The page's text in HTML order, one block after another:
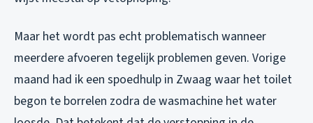
Maar het wordt pas echt problematisch wanneer
meerdere afvoeren tegelijk problemen geven. Vorige
maand had ik een spoedhulp in Zwaag waar het toilet
begon te borrelen zodra de wasmachine het water